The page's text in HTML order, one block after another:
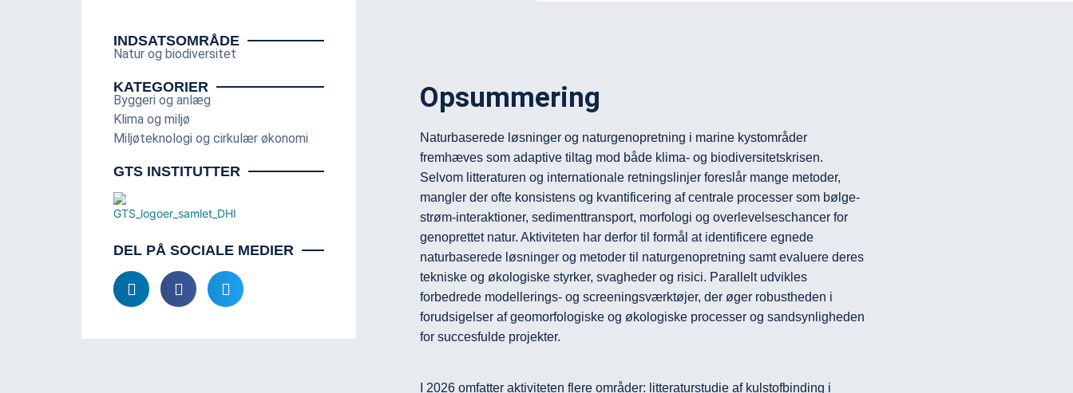
INDSATSOMRÅDE
Natur og biodiversitet
KATEGORIER
Byggeri og anlæg
Klima og miljø
Miljøteknologi og cirkulær økonomi
GTS INSTITUTTER
DEL PÅ SOCIALE MEDIER
Opsummering
Naturbaserede løsninger og naturgenopretning i marine kystområder
fremhæves som adaptive tiltag mod både klima- og biodiversitetskrisen.
Selvom litteraturen og internationale retningslinjer foreslår mange metoder,
mangler der ofte konsistens og kvantificering af centrale processer som bølge-
strøm-interaktioner, sedimenttransport, morfologi og overlevelseschancer for
genoprettet natur. Aktiviteten har derfor til formål at identificere egnede
naturbaserede løsninger og metoder til naturgenopretning samt evaluere deres
tekniske og økologiske styrker, svagheder og risici. Parallelt udvikles
forbedrede modellerings- og screeningsværktøjer, der øger robustheden i
forudsigelser af geomorfologiske og økologiske processer og sandsynligheden
for succesfulde projekter.
I 2026 omfatter aktiviteten flere områder: litteraturstudie af kulstofbinding i